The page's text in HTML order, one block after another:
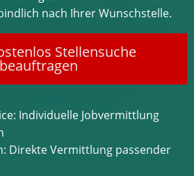
nach Ihrer Wunschstelle.
Stellensuche
beauftragen
Individuelle Jobvermittlung
Direkte Vermittlung passender